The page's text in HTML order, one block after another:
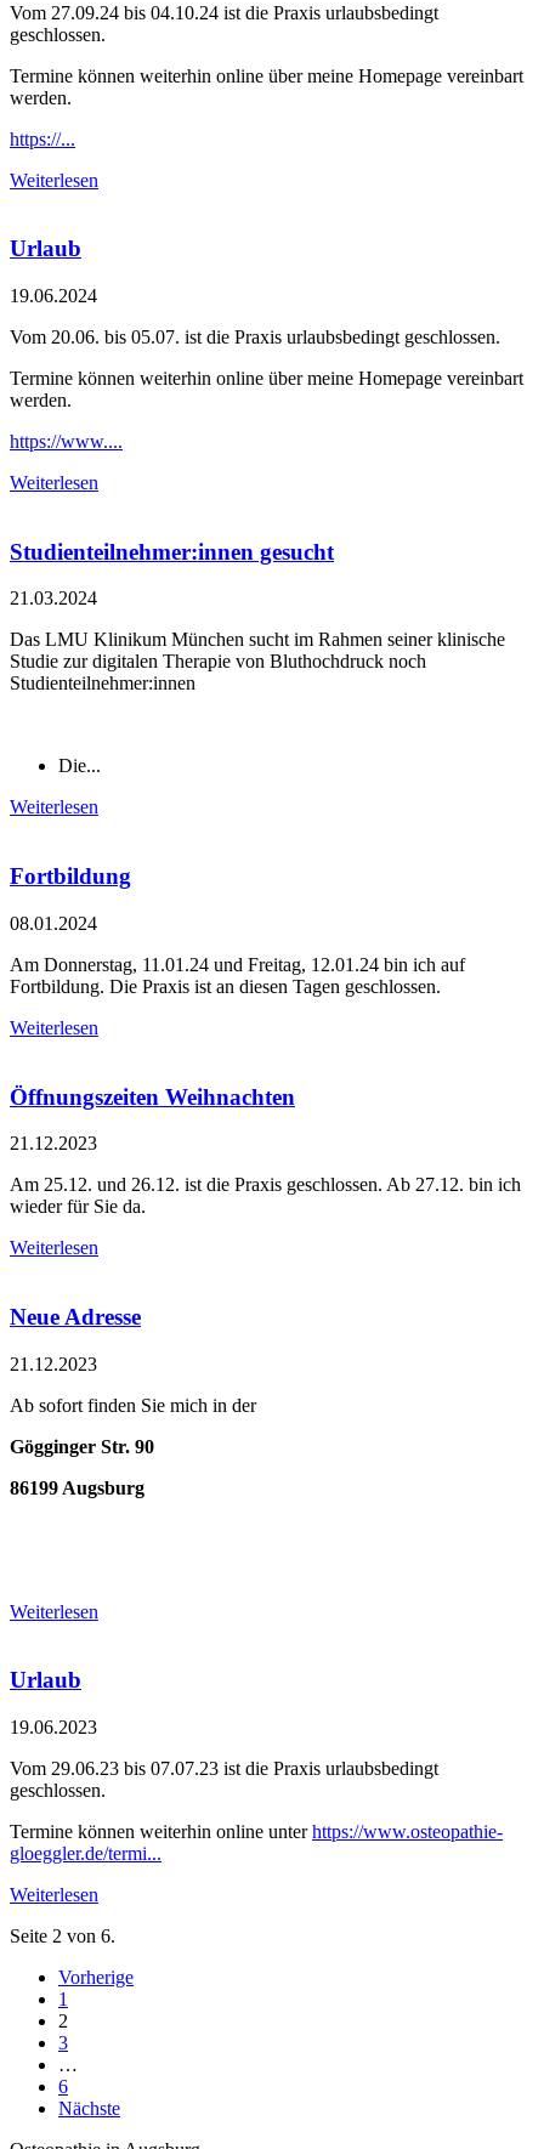
Vom 27.09.24 bis 04.10.24 ist die Praxis urlaubsbedingt
geschlossen.
Termine können weiterhin online über meine Homepage vereinbart
werden.
https://...
Weiterlesen
Urlaub
19.06.2024
Vom 20.06. bis 05.07. ist die Praxis urlaubsbedingt geschlossen.
Termine können weiterhin online über meine Homepage vereinbart
werden.
https://www....
Weiterlesen
Studienteilnehmer:innen gesucht
21.03.2024
Das LMU Klinikum München sucht im Rahmen seiner klinische
Studie zur digitalen Therapie von Bluthochdruck noch
Studienteilnehmer:innen
Die...
Weiterlesen
Fortbildung
08.01.2024
Am Donnerstag, 11.01.24 und Freitag, 12.01.24 bin ich auf
Fortbildung. Die Praxis ist an diesen Tagen geschlossen.
Weiterlesen
Öffnungszeiten Weihnachten
21.12.2023
Am 25.12. und 26.12. ist die Praxis geschlossen. Ab 27.12. bin ich
wieder für Sie da.
Weiterlesen
Neue Adresse
21.12.2023
Ab sofort finden Sie mich in der
Gögginger Str. 90
86199 Augsburg
Weiterlesen
Urlaub
19.06.2023
Vom 29.06.23 bis 07.07.23 ist die Praxis urlaubsbedingt
geschlossen.
Termine können weiterhin online unterhttps://www.osteopathie-
gloeggler.de/termi...
Weiterlesen
Seite 2 von 6.
Vorherige
1
2
3
…
6
Nächste